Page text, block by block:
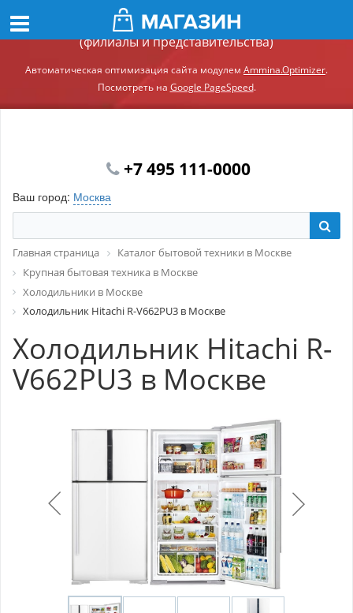
Демонстрационный сайт модуля Ammina.Регионы
(филиалы и представительства)
Автоматическая оптимизация сайта модулем Ammina.Optimizer.
Посмотреть на Google PageSpeed.
+7 495 111-0000
Ваш город: Москва
Главная страница
Каталог бытовой техники в Москве
Крупная бытовая техника в Москве
Холодильники в Москве
Холодильник Hitachi R-V662PU3 в Москве
Холодильник Hitachi R-
V662PU3 в Москве